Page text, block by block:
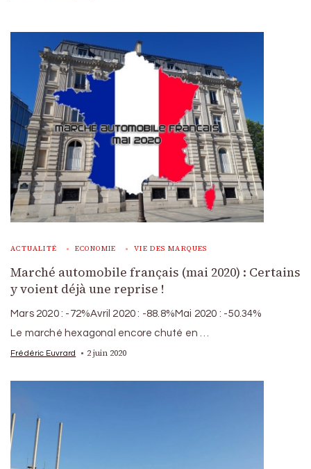
ACTUALITÉ ECONOMIE VIE DES MARQUES
Marché automobile français (mai 2020) : Certains
y voient déjà une reprise !
Mars 2020 : -72%Avril 2020 : -88.8%Mai 2020 : -50.34%
Le marché hexagonal encore chuté en …
Frédéric Euvrard 2 juin 2020